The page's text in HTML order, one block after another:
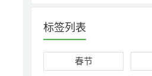
标签列表
春节